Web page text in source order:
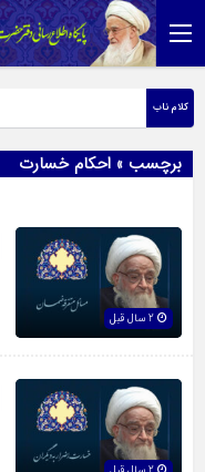
کلام ناب
برچسب » احکام خسارت